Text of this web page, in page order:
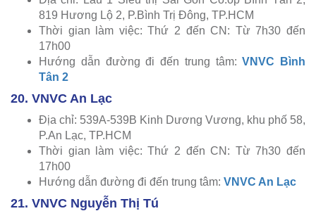
819 Hương Lộ 2, P.Bình Trị Đông, TP.HCM
Thời gian làm việc: Thứ 2 đến CN: Từ 7h30 đến
17h00
Hướng dẫn đường đi đến trung tâm:VNVC Bình
Tân 2
20. VNVC An Lạc
Địa chỉ: 539A-539B Kinh Dương Vương, khu phố 58,
P.An Lạc, TP.HCM
Thời gian làm việc: Thứ 2 đến CN: Từ 7h30 đến
17h00
Hướng dẫn đường đi đến trung tâm: VNVC An Lạc
21. VNVC Nguyễn Thị Tú